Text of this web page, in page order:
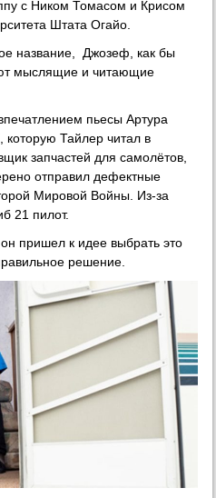
с Ником Томасом и Крисом
Штата Огайо.
название, Джозеф, как бы
мыслящие и читающие
пьесы Артура
Тайлер читал в
запчастей для самолётов,
отправил дефектные
Мировой Войны. Из-за
21 пилот.
пришел к идее выбрать это
решение.